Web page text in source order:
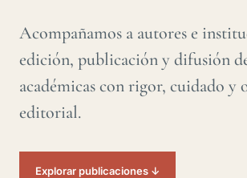
Acompañamos a autores e
edición, publicación y difusión
académicas con rigor, cuidado y
editorial.
Explorar publicaciones ↓